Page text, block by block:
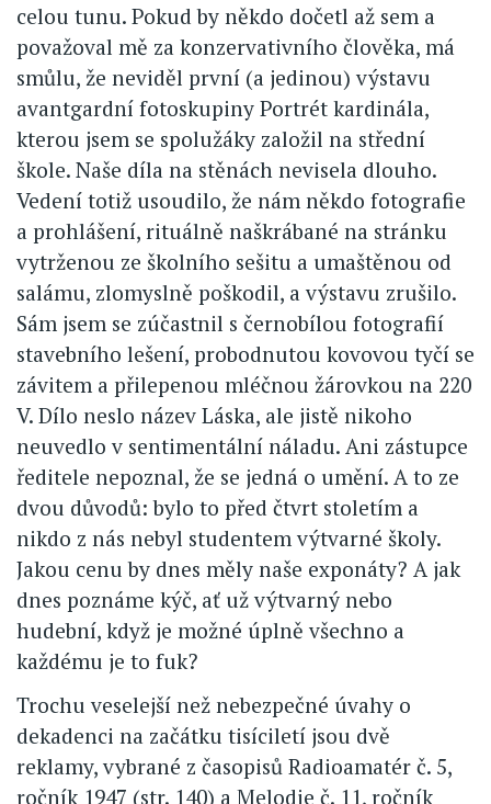
celou tunu. Pokud by někdo dočetl až sem a
považoval mě za konzervativního člověka, má
smůlu, že neviděl první (a jedinou) výstavu
avantgardní fotoskupiny Portrét kardinála,
kterou jsem se spolužáky založil na střední
škole. Naše díla na stěnách nevisela dlouho.
Vedení totiž usoudilo, že nám někdo fotografie
a prohlášení, rituálně naškrábané na stránku
vytrženou ze školního sešitu a umaštěnou od
salámu, zlomyslně poškodil, a výstavu zrušilo.
Sám jsem se zúčastnil s černobílou fotografií
stavebního lešení, probodnutou kovovou tyčí se
závitem a přilepenou mléčnou žárovkou na 220
V. Dílo neslo název Láska, ale jistě nikoho
neuvedlo v sentimentální náladu. Ani zástupce
ředitele nepoznal, že se jedná o umění. A to ze
dvou důvodů: bylo to před čtvrt stoletím a
nikdo z nás nebyl studentem výtvarné školy.
Jakou cenu by dnes měly naše exponáty? A jak
dnes poznáme kýč, ať už výtvarný nebo
hudební, když je možné úplně všechno a
každému je to fuk?
Trochu veselejší než nebezpečné úvahy o
dekadenci na začátku tisíciletí jsou dvě
reklamy, vybrané z časopisů Radioamatér č. 5,
ročník 1947 (str. 140) a Melodie č. 11, ročník